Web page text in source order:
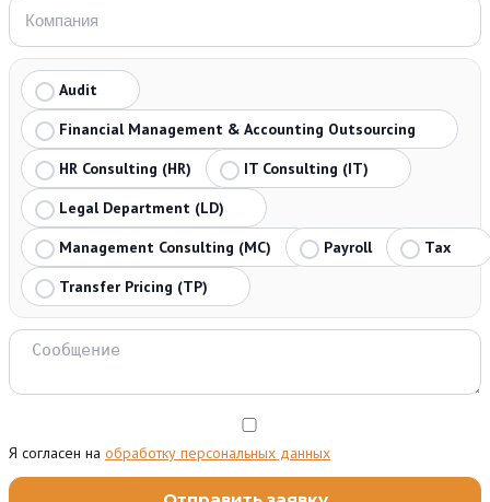
Audit
Financial Management & Accounting Outsourcing
HR Consulting (HR)
IT Consulting (IT)
Legal Department (LD)
Management Consulting (MC)
Payroll
Tax
Transfer Pricing (TP)
Я согласен на обработку персональных данных